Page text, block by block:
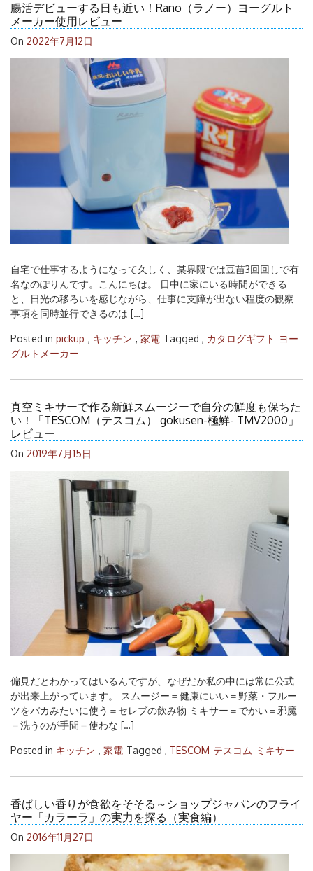
腸活デビューする日も近い！Rano（ラノー）ヨーグルト
メーカー使用レビュー
On 2022年7月12日
自宅で仕事するようになって久しく、某界隈では豆苗3回回しで有
名なのぽりんです。こんにちは。 日中に家にいる時間ができる
と、日光の移ろいを感じながら、仕事に支障が出ない程度の観察
事項を同時並行できるのは […]
Posted in pickup , キッチン , 家電 Tagged , カタログギフト ヨー
グルトメーカー
真空ミキサーで作る新鮮スムージーで自分の鮮度も保ちた
い！「TESCOM（テスコム） gokusen-極鮮- TMV2000」
レビュー
On 2019年7月15日
偏見だとわかってはいるんですが、なぜだか私の中には常に公式
が出来上がっています。 スムージー＝健康にいい＝野菜・フルー
ツをバカみたいに使う＝セレブの飲み物 ミキサー＝でかい＝邪魔
＝洗うのが手間＝使わな […]
Posted in キッチン , 家電 Tagged , TESCOM テスコム ミキサー
香ばしい香りが食欲をそそる～ショップジャパンのフライ
ヤー「カラーラ」の実力を探る（実食編）
On 2016年11月27日